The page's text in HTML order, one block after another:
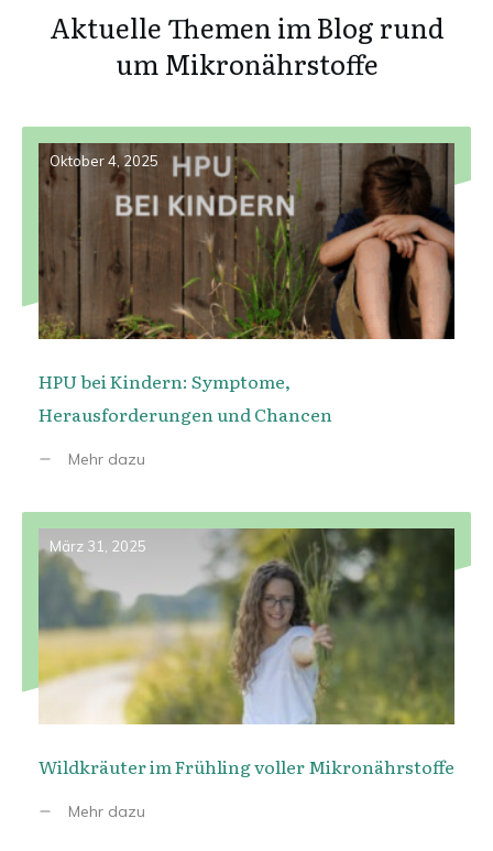
Aktuelle Themen im Blog rund
um Mikronährstoffe
Oktober 4, 2025
HPU bei Kindern: Symptome,
Herausforderungen und Chancen
Mehr dazu
März 31, 2025
Wildkräuter im Frühling voller Mikronährstoffe
Mehr dazu